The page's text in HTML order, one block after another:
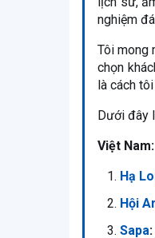
nghiệm
Tôi mong
chọn
là cách
Dưới đây
Việt Nam:
Hạ
Hội
Sapa: